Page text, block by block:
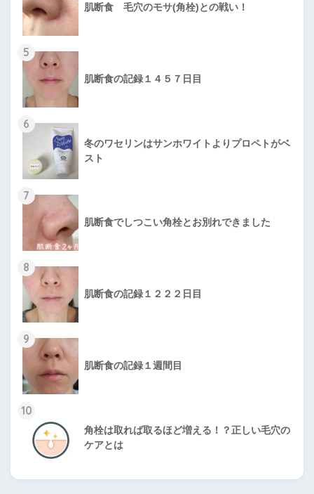
肌断食 毛穴のモサ(角栓)との戦い！
5
肌断食の記録１４５７日目
6
冬のワセリンはサンホワイトよりプロペトがベ
スト
7
肌断食でしつこい角栓とお別れできました
8
肌断食の記録１２２２日目
9
肌断食の記録１週間目
10
角栓は取れば取るほど増える！？正しい毛穴の
ケアとは